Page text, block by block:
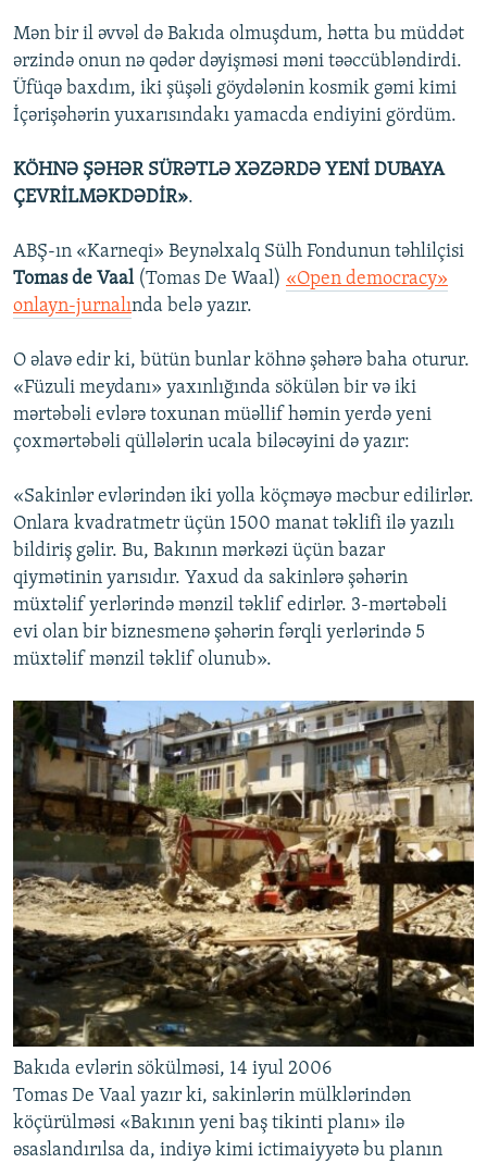
Mən bir il əvvəl də Bakıda olmuşdum, hətta bu müddət
ərzində onun nə qədər dəyişməsi məni təəccübləndirdi.
Üfüqə baxdım, iki şüşəli göydələnin kosmik gəmi kimi
İçərişəhərin yuxarısındakı yamacda endiyini gördüm.
KÖHNƏ ŞƏHƏR SÜRƏTLƏ XƏZƏRDƏ YENİ DUBAYA
ÇEVRİLMƏKDƏDİR».
ABŞ-ın «Karneqi» Beynəlxalq Sülh Fondunun təhlilçisi
Tomas de Vaal(Tomas De Waal) «Open democracy»
onlayn-jurnalında belə yazır.
O əlavə edir ki, bütün bunlar köhnə şəhərə baha oturur.
«Füzuli meydanı» yaxınlığında sökülən bir və iki
mərtəbəli evlərə toxunan müəllif həmin yerdə yeni
çoxmərtəbəli qüllələrin ucala biləcəyini də yazır:
«Sakinlər evlərindən iki yolla köçməyə məcbur edilirlər.
Onlara kvadratmetr üçün 1500 manat təklifi ilə yazılı
bildiriş gəlir. Bu, Bakının mərkəzi üçün bazar
qiymətinin yarısıdır. Yaxud da sakinlərə şəhərin
müxtəlif yerlərində mənzil təklif edirlər. 3-mərtəbəli
evi olan bir biznesmenə şəhərin fərqli yerlərində 5
müxtəlif mənzil təklif olunub».
Bakıda evlərin sökülməsi, 14 iyul 2006
Tomas De Vaal yazır ki, sakinlərin mülklərindən
köçürülməsi «Bakının yeni baş tikinti planı» ilə
əsaslandırılsa da, indiyə kimi ictimaiyyətə bu planın